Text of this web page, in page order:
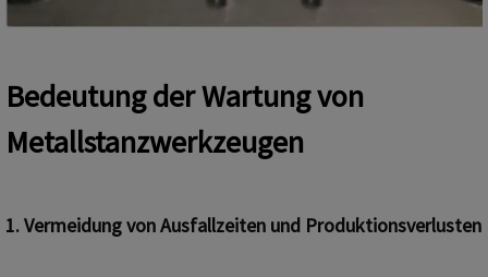
Bedeutung der Wartung von
Metallstanzwerkzeugen
1. Vermeidung von Ausfallzeiten und Produktionsverlusten